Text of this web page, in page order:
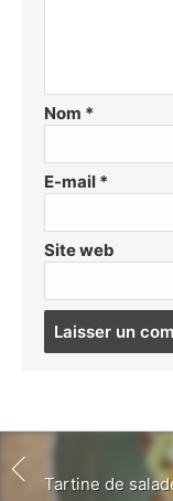
Nom *
E-mail *
Site web
Tartine de